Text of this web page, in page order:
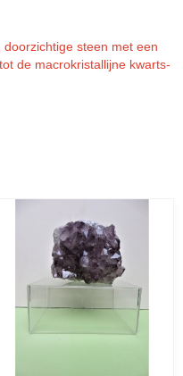
steen met een
de macrokristallijne kwarts-